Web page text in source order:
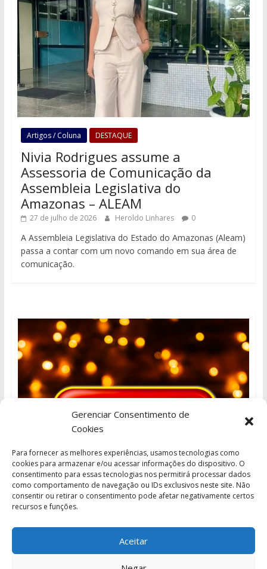
Gerenciar Consentimento de
Cookies
Para fornecer as melhores experiências, usamos tecnologias como
cookies para armazenar e/ou acessar informações do dispositivo. O
consentimento para essas tecnologias nos permitirá processar dados
como comportamento de navegação ou IDs exclusivos neste site. Não
consentir ou retirar o consentimento pode afetar negativamente certos
recursos e funções.
Aceitar
Artigos / Coluna DESTAQUE
Nivia Rodrigues assume a
Assessoria de Comunicação da
Assembleia Legislativa do
Amazonas – ALEAM
27 de julho de 2026 Heroldo Linhares 0
A Assembleia Legislativa do Estado do Amazonas (Aleam)
passa a contar com um novo comando em sua área de
comunicação.